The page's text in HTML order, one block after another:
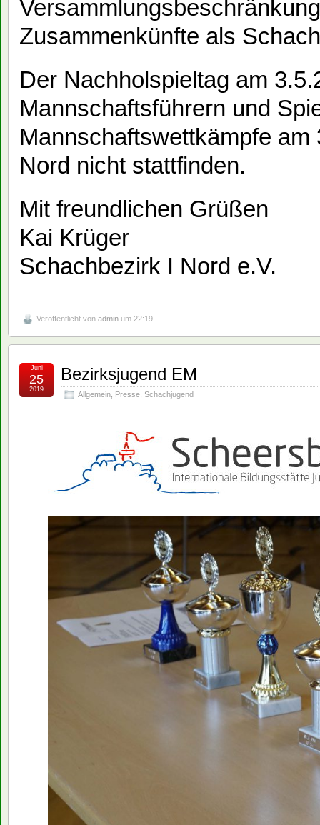
Zusammenkünfte als
Der Nachholspieltag am
Mannschaftsführern und
Mannschaftswettkämpfe
Nord nicht stattfinden.
Mit freundlichen Grüßen
Kai Krüger
Schachbezirk I Nord e.V.
Veröffentlicht von admin um 22:19
Bezirksjugend EM
Allgemein Presse Schachjugend
Juni
25
2019